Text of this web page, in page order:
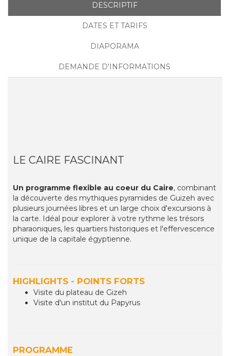
DESCRIPTIF
DATES ET TARIFS
DIAPORAMA
DEMANDE D'INFORMATIONS
LE CAIRE FASCINANT
Un programme flexible au coeur du Caire, combinant
la découverte des mythiques pyramides de Guizeh avec
plusieurs journées libres et un large choix d'excursions à
la carte. Idéal pour explorer à votre rythme les trésors
pharaoniques, les quartiers historiques et l'effervescence
unique de la capitale égyptienne.
HIGHLIGHTS - POINTS FORTS
Visite du plateau de Gizeh
Visite d'un institut du Papyrus
PROGRAMME